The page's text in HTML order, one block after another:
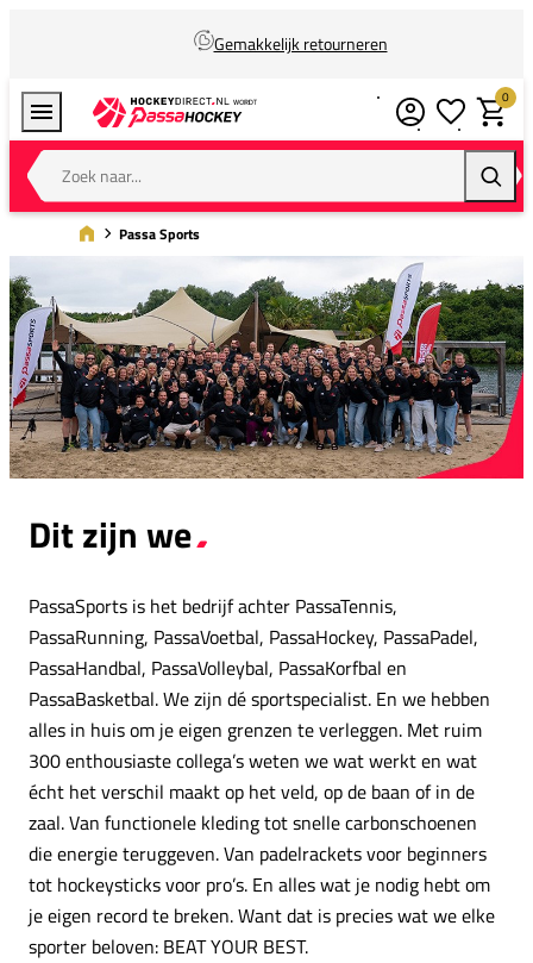
Gemakkelijk retourneren
Zoek naar...
0
Passa Sports
Dit zijn we
PassaSports is het bedrijf achter PassaTennis,
PassaRunning, PassaVoetbal, PassaHockey, PassaPadel,
PassaHandbal, PassaVolleybal, PassaKorfbal en
PassaBasketbal. We zijn dé sportspecialist. En we hebben
alles in huis om je eigen grenzen te verleggen. Met ruim
300 enthousiaste collega’s weten we wat werkt en wat
écht het verschil maakt op het veld, op de baan of in de
zaal. Van functionele kleding tot snelle carbonschoenen
die energie teruggeven. Van padelrackets voor beginners
tot hockeysticks voor pro’s. En alles wat je nodig hebt om
je eigen record te breken. Want dat is precies wat we elke
sporter beloven: BEAT YOUR BEST.